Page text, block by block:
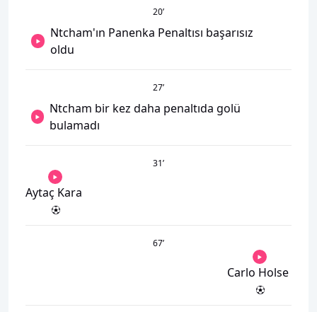
20’
Ntcham'ın Panenka Penaltısı başarısız
oldu
27’
Ntcham bir kez daha penaltıda golü
bulamadı
31’
Aytaç Kara
67’
Carlo Holse